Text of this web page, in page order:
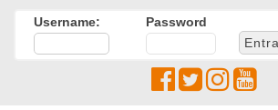
Username: Password